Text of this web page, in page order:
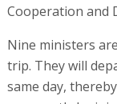
Cooperation and
Nine ministers
trip. They will
same day,